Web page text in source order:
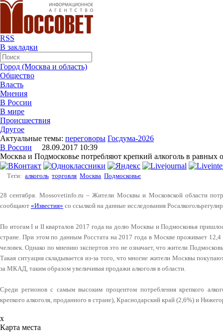
RSS
В закладки
Город (Москва и область)
Общество
Власть
Мнения
В России
В мире
Происшествия
Другое
Актуальные темы: переговоры Госдума-2026
В России 28.09.2017 10:39
Москва и Подмосковье потребляют крепкий алкоголь в равных
Теги: алкоголь торговля Москва Подмосковье
28 сентября. Mossovetinfo.ru – Жители Москвы и Московской области
сообщают «Известия» со ссылкой на данные исследования
По итогам I и II кварталов 2017 года на долю Москвы и Подмосковья
стране. При этом по данным Росстата на 2017 года в Москве проживает
человек. Однако по мнению экспертов это не означает, что жители
Такая ситуация складывается из-за того, что многие жители Москвы
за МКАД, таким образом увеличивая продажи алкоголя в области.
Среди регионов с самым высоким процентом потребления крепкого
крепкого алкоголя, проданного в стране), Краснодарский край (2,6%) и
x
Карта места